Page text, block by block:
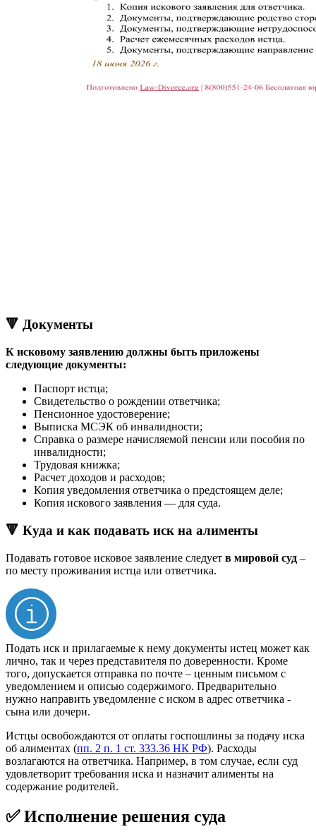
🔻 Документы
К исковому заявлению должны быть приложены
следующие документы:
Паспорт истца;
Свидетельство о рождении ответчика;
Пенсионное удостоверение;
Выписка МСЭК об инвалидности;
Справка о размере начисляемой пенсии или пособия по
инвалидности;
Трудовая книжка;
Расчет доходов и расходов;
Копия уведомления ответчика о предстоящем деле;
Копия искового заявления — для суда.
🔻 Куда и как подавать иск на алименты
Подавать готовое исковое заявление следует в мировой суд –
по месту проживания истца или ответчика.
Подать иск и прилагаемые к нему документы истец может как
лично, так и через представителя по доверенности. Кроме
того, допускается отправка по почте – ценным письмом с
уведомлением и описью содержимого. Предварительно
нужно направить уведомление с иском в адрес ответчика -
сына или дочери.
Истцы освобождаются от оплаты госпошлины за подачу иска
об алиментах (пп. 2 п. 1 ст. 333.36 НК РФ). Расходы
возлагаются на ответчика. Например, в том случае, если суд
удовлетворит требования иска и назначит алименты на
содержание родителей.
✅ Исполнение решения суда